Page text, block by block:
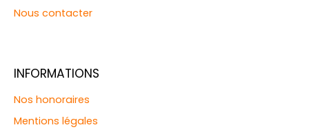
Nous contacter
INFORMATIONS
Nos honoraires
Mentions légales